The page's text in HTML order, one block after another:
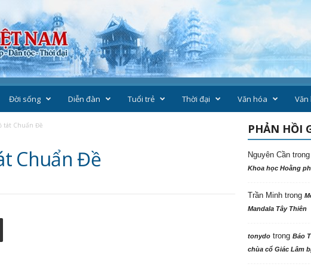
Đời sống Diễn đàn Tuổi trẻ Thời đại Văn hóa Văn
tát Chuẩn Đề
Chuẩn Đề
PHẢN HỒI
Nguyên Cầntrong
Khoa học Hoằng
Trần Minhtrong
Mandala Tây Thiên
tonydotrong Báo
chùa cổ Giác Lâm